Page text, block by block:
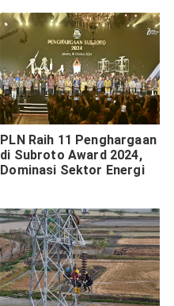
PLN Raih 11 Penghargaan
di Subroto Award 2024,
Dominasi Sektor Energi